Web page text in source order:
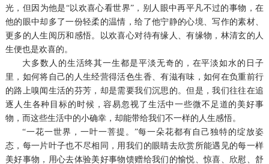
光，但因为他是“以欢喜心看世界”，别人眼中再平凡不过的事物，在
他的眼中却多了一份轻柔的温情，给了他宁静的心境、写作的素材、
更多的人生阅历和感悟。以欢喜心对待有缘人、有缘物，林清玄的人
生便也是欢喜的。
大多数人的生活终其一生都是平淡无奇的，在平淡如水的日子
里，如何将自己的人生经营得活色生香、有滋有味，如何在负重前行
的路上嗅闻生活的芬芳，却是需要我们沉思的。但是，我们往往在追
逐人生各种目标的时候，容易忽视了生活中一些微不足道的美好事
物，而这些生活中的小确幸，却能带给我们不一样的人生感悟。
“一花一世界，一叶一菩提。”每一朵花都有自己独特的绽放姿
态，每一片叶子也不尽相同，用我们的眼睛去欣赏所能遇见的每一样
美好事物，用心去体验美好事物馈赠给我们的愉悦、惊喜、欣慰、舒